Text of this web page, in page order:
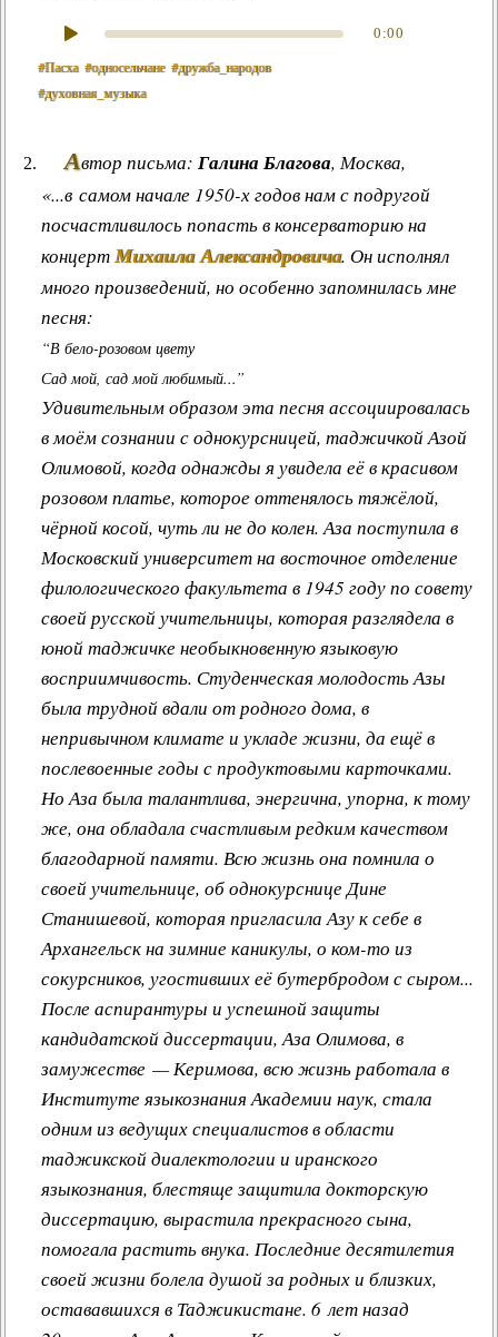
0:00
#Пасха #односельчане #дружба_народов
#духовная_музыка
Автор письма: Галина Благова, Москва,
«...в самом начале 1950-х годов нам с подругой
посчастливилось попасть в консерваторию на
концертМихаила Александровича. Он исполнял
много произведений, но особенно запомнилась мне
песня:
“В бело-розовом цвету
Сад мой, сад мой любимый...”
Удивительным образом эта песня ассоциировалась
в моём сознании с однокурсницей, таджичкой Азой
Олимовой, когда однажды я увидела её в красивом
розовом платье, которое оттенялось тяжёлой,
чёрной косой, чуть ли не до колен. Аза поступила в
Московский университет на восточное отделение
филологического факультета в 1945 году по совету
своей русской учительницы, которая разглядела в
юной таджичке необыкновенную языковую
восприимчивость. Студенческая молодость Азы
была трудной вдали от родного дома, в
непривычном климате и укладе жизни, да ещё в
послевоенные годы с продуктовыми карточками.
Но Аза была талантлива, энергична, упорна, к тому
же, она обладала счастливым редким качеством
благодарной памяти. Всю жизнь она помнила о
своей учительнице, об однокурснице Дине
Станишевой, которая пригласила Азу к себе в
Архангельск на зимние каникулы, о ком-то из
сокурсников, угостивших её бутербродом с сыром...
После аспирантуры и успешной защиты
кандидатской диссертации, Аза Олимова, в
замужестве — Керимова, всю жизнь работала в
Институте языкознания Академии наук, стала
одним из ведущих специалистов в области
таджикской диалектологии и иранского
языкознания, блестяще защитила докторскую
диссертацию, вырастила прекрасного сына,
помогала растить внука. Последние десятилетия
своей жизни болела душой за родных и близких,
остававшихся в Таджикистане. 6 лет назад